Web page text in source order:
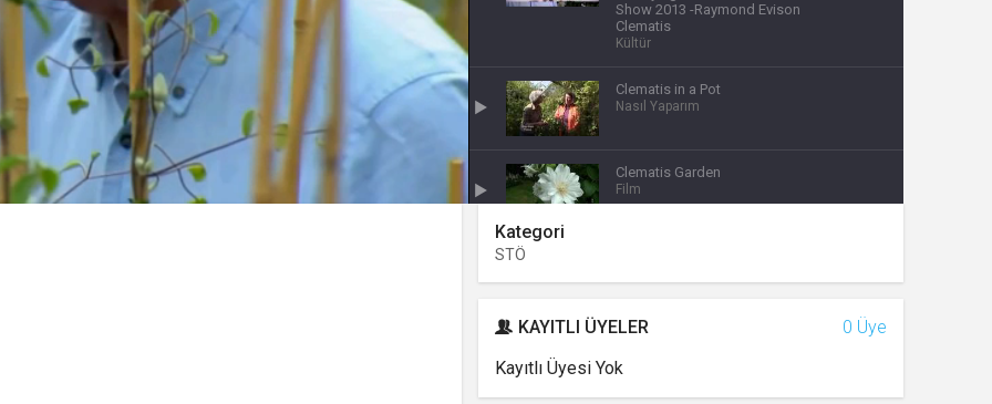
site içeriği
beğenmeme
Show 2013 -Raymond Evison
Clematis
Kültür
Clematis in a Pot
Nasıl Yaparım
Clematis Garden
Film
Chelsea 2014 Plants lined up for the
Kültür
Kategori
STÖ
KAYITLI ÜYELER
0 Üye
Kayıtlı Üyesi Yok